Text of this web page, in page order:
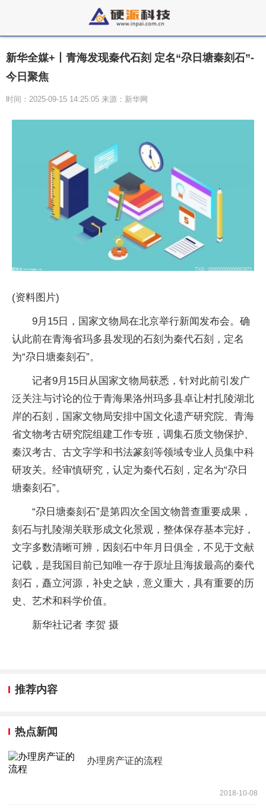
新华全媒+丨青海发现秦代石刻 定名“尕日塘秦刻石”-
今日聚焦
时间：2025-09-15 14:25:05 来源：新华网
(资料图片)
9月15日，国家文物局在北京举行新闻发布会。确
认此前在青海省玛多县发现的石刻为秦代石刻，定名
为“尕日塘秦刻石”。
记者9月15日从国家文物局获悉，针对此前引发广
泛关注与讨论的位于青海果洛州玛多县卓让村扎陵湖北
岸的石刻，国家文物局安排中国文化遗产研究院、青海
省文物考古研究院组建工作专班，调集石质文物保护、
秦汉考古、古文字学和书法篆刻等领域专业人员集中科
研攻关。经审慎研究，认定为秦代石刻，定名为“尕日
塘秦刻石”。
“尕日塘秦刻石”是第四次全国文物普查重要成果，
刻石与扎陵湖关联形成文化景观，整体保存基本完好，
文字多数清晰可辨，因刻石中年月日俱全，不见于文献
记载，是我国目前已知唯一存于原址且海拔最高的秦代
刻石，矗立河源，补史之缺，意义重大，具有重要的历
史、艺术和科学价值。
新华社记者 李贺 摄
推荐内容
热点新闻
办理房产证的流程
2018-10-08